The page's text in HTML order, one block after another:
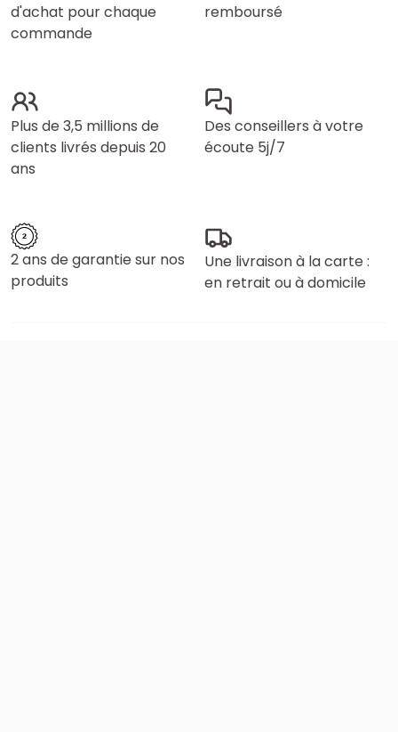
d'achat pour chaque
commande
remboursé
Plus de 3,5 millions de
clients livrés depuis 20
ans
Des conseillers à votre
écoute 5j/7
2 ans de garantie sur nos
produits
Une livraison à la carte :
en retrait ou à domicile